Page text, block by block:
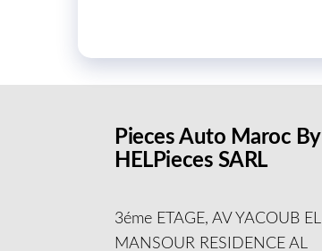
Pieces Auto Maroc By
HELPieces SARL
3éme ETAGE, AV YACOUB EL
MANSOUR RESIDENCE AL